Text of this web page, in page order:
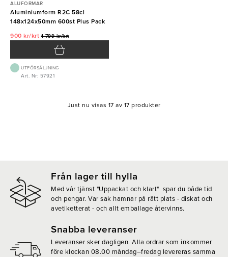
ALUFORMAR
Aluminiumform R2C 58cl
148x124x50mm 600st Plus Pack
900 kr/krt1 799 kr/krt
UTFÖRSÄLJNING
Art. Nr: 57921
Just nu visas 17 av 17 produkter
Från lager till hylla
Med vår tjänst "Uppackat och klart" spar du både tid
och pengar. Var sak hamnar på rätt plats - diskat och
avetiketterat - och allt emballage återvinns.
Snabba leveranser
Leveranser sker dagligen. Alla ordrar som inkommer
före klockan 08.00 måndag–fredag levereras samma